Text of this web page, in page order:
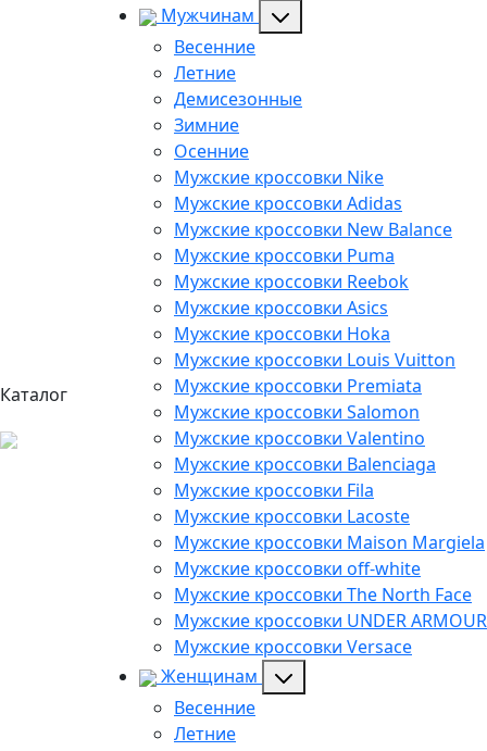
Каталог
Мужчинам
Весенние
Летние
Демисезонные
Зимние
Осенние
Мужские кроссовки Nike
Мужские кроссовки Adidas
Мужские кроссовки New Balance
Мужские кроссовки Puma
Мужские кроссовки Reebok
Мужские кроссовки Asics
Мужские кроссовки Hoka
Мужские кроссовки Louis Vuitton
Мужские кроссовки Premiata
Мужские кроссовки Salomon
Мужские кроссовки Valentino
Мужские кроссовки Balenciaga
Мужские кроссовки Fila
Мужские кроссовки Lacoste
Мужские кроссовки Maison Margiela
Мужские кроссовки off-white
Мужские кроссовки The North Face
Мужские кроссовки UNDER ARMOUR
Мужские кроссовки Versace
Женщинам
Весенние
Летние